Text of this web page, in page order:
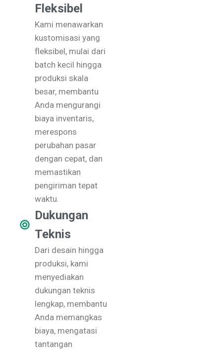
Fleksibel
Kami menawarkan
kustomisasi yang
fleksibel, mulai dari
batch kecil hingga
produksi skala
besar, membantu
Anda mengurangi
biaya inventaris,
merespons
perubahan pasar
dengan cepat, dan
memastikan
pengiriman tepat
waktu.
Dukungan
Teknis
Dari desain hingga
produksi, kami
menyediakan
dukungan teknis
lengkap, membantu
Anda memangkas
biaya, mengatasi
tantangan